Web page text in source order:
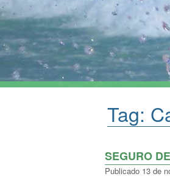
Tag:
SEGURO
Publicado 13 de